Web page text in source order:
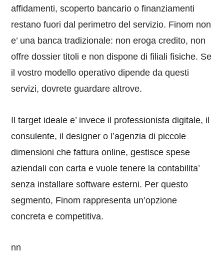
affidamenti, scoperto bancario o finanziamenti
restano fuori dal perimetro del servizio. Finom non
e’ una banca tradizionale: non eroga credito, non
offre dossier titoli e non dispone di filiali fisiche. Se
il vostro modello operativo dipende da questi
servizi, dovrete guardare altrove.
Il target ideale e’ invece il professionista digitale, il
consulente, il designer o l’agenzia di piccole
dimensioni che fattura online, gestisce spese
aziendali con carta e vuole tenere la contabilita’
senza installare software esterni. Per questo
segmento, Finom rappresenta un’opzione
concreta e competitiva.
nn